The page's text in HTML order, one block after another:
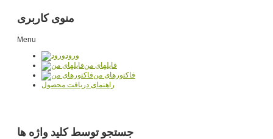
منوی کاربری
Menu
ورود
فایلهای من
فاکتورهای من
راهنمای دریافت محصول
جستجو توسط کلید واژه ها